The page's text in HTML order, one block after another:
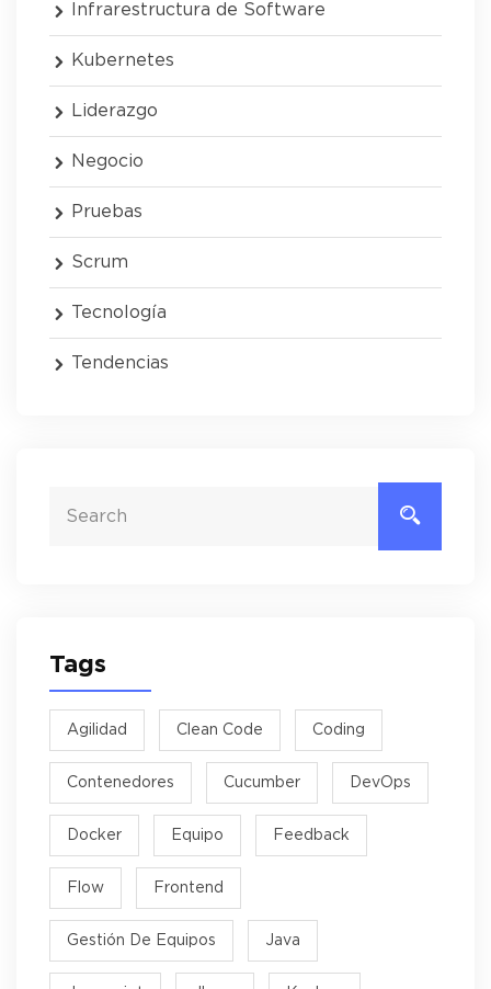
Infrarestructura de Software
Kubernetes
Liderazgo
Negocio
Pruebas
Scrum
Tecnología
Tendencias
Tags
Agilidad Clean Code Coding
Contenedores Cucumber DevOps
Docker Equipo Feedback
Flow Frontend
Gestión De Equipos Java